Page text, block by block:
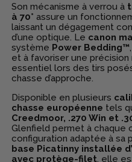
Son mécanisme à verrou à
à 70° assure un
laissant un dégagement
d’une optique. Le canon
système Power Bedding™
et à favoriser une
essentiel lors des tirs
chasse d’approche.
Disponible en plusieurs
chasse européenne tels
Creedmoor, .270 Win et
Glenfield permet à chaque
configuration adaptée à sa
base Picatinny installée
avec protège-filet, elle